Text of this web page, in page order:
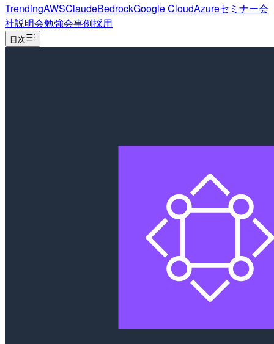
TrendingAWSClaudeBedrockGoogle CloudAzureセミナー会
社説明会勉強会事例採用
目次